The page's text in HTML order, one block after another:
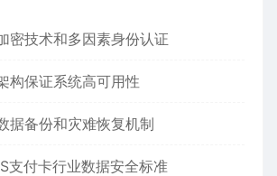
密技术和多因素身份认证
构保证系统高可用性
据备份和灾难恢复机制
支付卡行业数据安全标准